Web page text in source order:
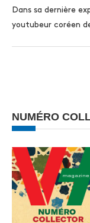
Dans sa dernière
youtubeur coréen
NUMÉRO